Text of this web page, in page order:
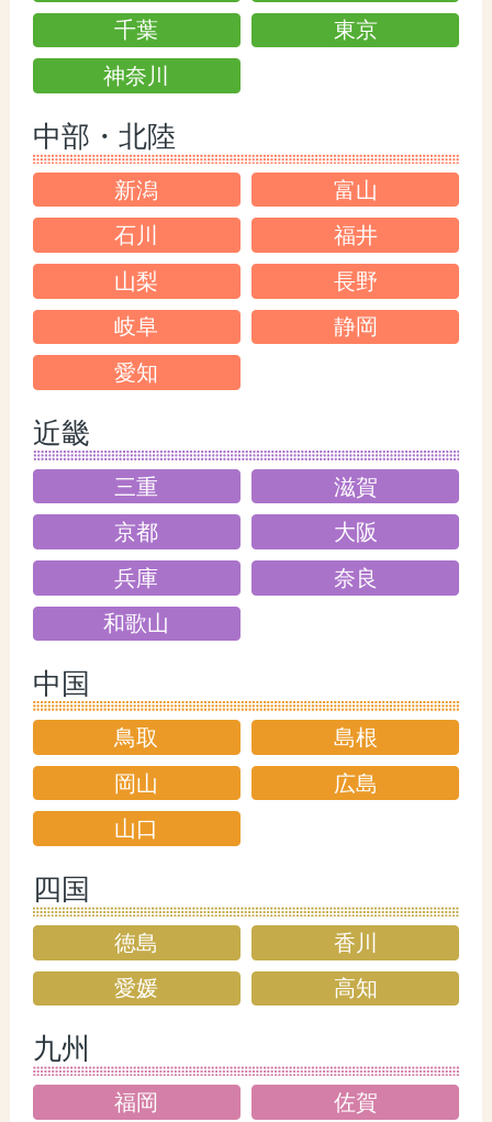
千葉
東京
神奈川
中部・北陸
新潟
富山
石川
福井
山梨
長野
岐阜
静岡
愛知
近畿
三重
滋賀
京都
大阪
兵庫
奈良
和歌山
中国
鳥取
島根
岡山
広島
山口
四国
徳島
香川
愛媛
高知
九州
福岡
佐賀